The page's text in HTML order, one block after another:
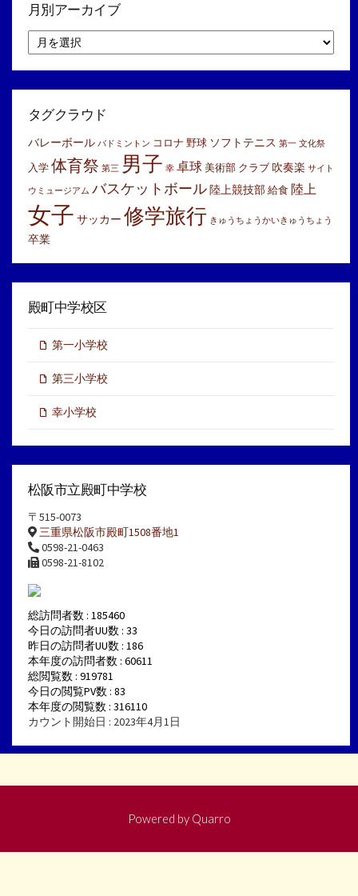
月別アーカイブ
別
イ
タグクラウド
バレーボール バドミントン コロナ 野球 ソフトテニス 第一 文化祭
入学 体育祭 第三 男子 幸 卓球 美術部 クラブ 吹奏楽 サイト
ウミュージアム バスケットボール陸上競技部 給食 陸上
女子 サッカー 修学旅行 きゅうちょうかいきゅうちょう
卒業
殿町中学校区
第一小学校
第三小学校
幸小学校
松阪市立殿町中学校
〒515-0073
三重県松阪市殿町1508番地1
0598-21-0463
0598-21-8102
総訪問者数 : 185460
今日の訪問者UU数 : 33
昨日の訪問者UU数 : 186
本年度の訪問者数 : 60611
総閲覧数 : 919781
今日の閲覧PV数 : 83
本年度の閲覧数 : 316110
カウント開始日 : 2023年4月1日
Powered by Quarro